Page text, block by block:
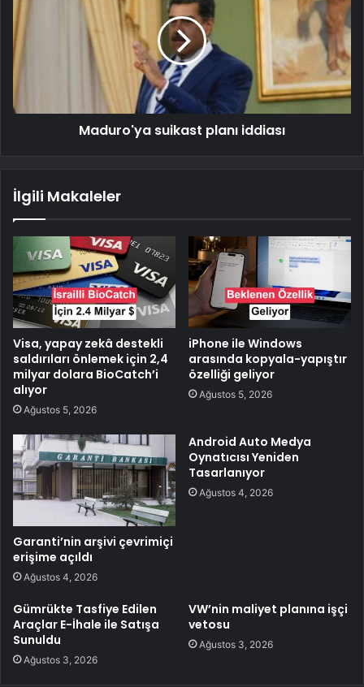
Maduro'ya suikast planı iddiası
İlgili Makaleler
Visa, yapay zekâ destekli
saldırıları önlemek için 2,4
milyar dolara BioCatch’i
alıyor
Ağustos 5, 2026
iPhone ile Windows
arasında kopyala-yapıştır
özelliği geliyor
Ağustos 5, 2026
Garanti’nin arşivi çevrimiçi
erişime açıldı
Ağustos 4, 2026
Android Auto Medya
Oynatıcısı Yeniden
Tasarlanıyor
Ağustos 4, 2026
Gümrükte Tasfiye Edilen
Araçlar E-İhale ile Satışa
Sunuldu
Ağustos 3, 2026
VW’nin maliyet planına işçi
vetosu
Ağustos 3, 2026